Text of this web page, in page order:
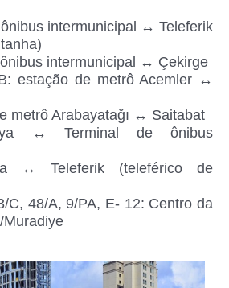
intermunicipal ↔ Teleferik
intermunicipal ↔ Çekirge
estação de metrô Acemler ↔
metrô Arabayatağı ↔ Saitabat
↔ Terminal de ônibus
↔ Teleferik (teleférico de
C, 48/A, 9/PA, E- 12: Centro da